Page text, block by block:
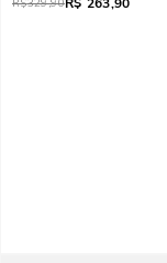
R$329,90